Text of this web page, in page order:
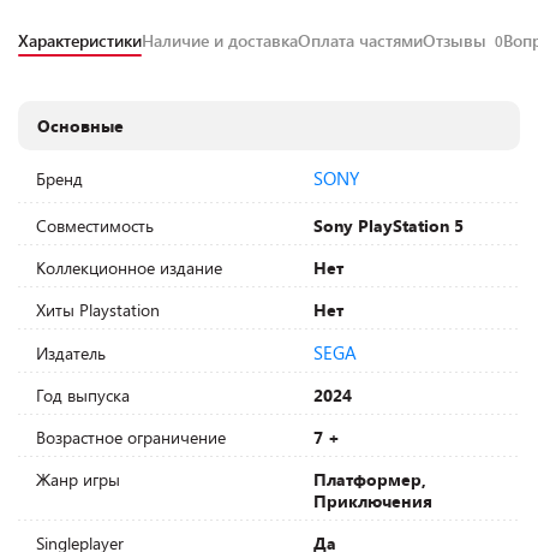
ХарактеристикиНаличие и доставкаОплата частямиОтзывы 0
Основные
Бренд SONY
Совместимость
Sony PlayStation 5
Коллекционное издание
Нет
Хиты Playstation
Нет
Издатель
SEGA
Год выпуска
2024
Возрастное ограничение
7 +
Жанр игры
Платформер,
Приключения
Singleplayer
Да